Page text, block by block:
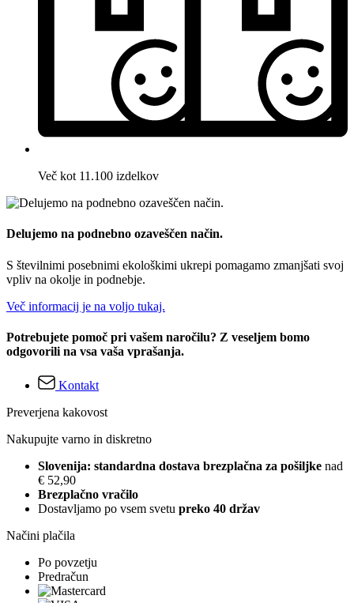
Več kot 11.100 izdelkov
Delujemo na podnebno ozaveščen način.
S številnimi posebnimi ekološkimi ukrepi pomagamo zmanjšati svoj
vpliv na okolje in podnebje.
Več informacij je na voljo tukaj.
Potrebujete pomoč pri vašem naročilu? Z veseljem bomo
odgovorili na vsa vaša vprašanja.
Kontakt
Preverjena kakovost
Nakupujte varno in diskretno
Slovenija: standardna dostava brezplačna za pošiljke nad
€ 52,90
Brezplačno vračilo
Dostavljamo po vsem svetu preko 40 držav
Načini plačila
Po povzetju
Predračun